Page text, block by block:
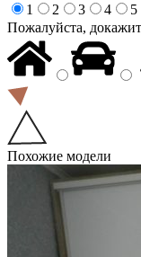
1
2 3 4
5
Пожалуйста,
Похожие модели